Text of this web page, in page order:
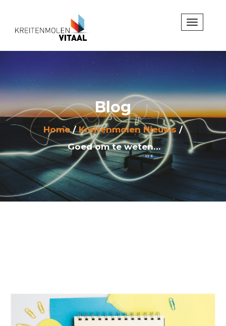
Blog
Home
Kreitenmolen Nieuws
Goed om te weten…